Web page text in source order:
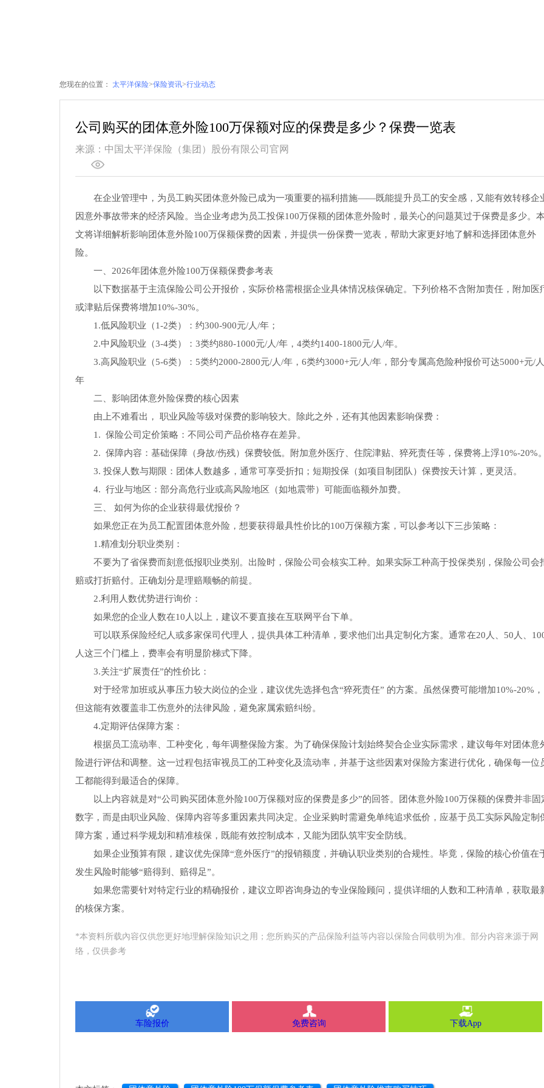
您现在的位置： 太平洋保险>保险资讯>行业动态
公司购买的团体意外险100万保额对应的保费是多少？保费一览表
来源：中国太平洋保险（集团）股份有限公司官网
在企业管理中，为员工购买团体意外险已成为一项重要的福利措施——既能提升员工的安全感，又能有效转移企
因意外事故带来的经济风险。当企业考虑为员工投保100万保额的团体意外险时，最关心的问题莫过于保费是多少。本
文将详细解析影响团体意外险100万保额保费的因素，并提供一份保费一览表，帮助大家更好地了解和选择团体意外
险。
一、2026年团体意外险100万保额保费参考表
以下数据基于主流保险公司公开报价，实际价格需根据企业具体情况核保确定。下列价格不含附加责任，附加医
或津贴后保费将增加10%-30%。
1.低风险职业（1-2类）：约300-900元/人/年；
2.中风险职业（3-4类）：3类约880-1000元/人/年，4类约1400-1800元/人/年。
3.高风险职业（5-6类）：5类约2000-2800元/人/年，6类约3000+元/人/年，部分专属高危险种报价可达5000+元/
年
二、影响团体意外险保费的核心因素
由上不难看出， 职业风险等级对保费的影响较大。除此之外，还有其他因素影响保费：
1. 保险公司定价策略：不同公司产品价格存在差异。
2. 保障内容：基础保障（身故/伤残）保费较低。附加意外医疗、住院津贴、猝死责任等，保费将上浮10%-20%。
3. 投保人数与期限：团体人数越多，通常可享受折扣；短期投保（如项目制团队）保费按天计算，更灵活。
4. 行业与地区：部分高危行业或高风险地区（如地震带）可能面临额外加费。
三、 如何为你的企业获得最优报价？
如果您正在为员工配置团体意外险，想要获得最具性价比的100万保额方案，可以参考以下三步策略：
1.精准划分职业类别：
不要为了省保费而刻意低报职业类别。出险时，保险公司会核实工种。如果实际工种高于投保类别，保险公司会
赔或打折赔付。正确划分是理赔顺畅的前提。
2.利用人数优势进行询价：
如果您的企业人数在10人以上，建议不要直接在互联网平台下单。
可以联系保险经纪人或多家保司代理人，提供具体工种清单，要求他们出具定制化方案。通常在20人、50人、
人这三个门槛上，费率会有明显阶梯式下降。
3.关注“扩展责任”的性价比：
对于经常加班或从事压力较大岗位的企业，建议优先选择包含“猝死责任” 的方案。虽然保费可能增加10%-20%，
但这能有效覆盖非工伤意外的法律风险，避免家属索赔纠纷。
4.定期评估保障方案：
根据员工流动率、工种变化，每年调整保险方案。为了确保保险计划始终契合企业实际需求，建议每年对团体意
险进行评估和调整。这一过程包括审视员工的工种变化及流动率，并基于这些因素对保险方案进行优化，确保每一位
工都能得到最适合的保障。
以上内容就是对“公司购买团体意外险100万保额对应的保费是多少”的回答。团体意外险100万保额的保费并非固
数字，而是由职业风险、保障内容等多重因素共同决定。企业采购时需避免单纯追求低价，应基于员工实际风险定制
障方案，通过科学规划和精准核保，既能有效控制成本，又能为团队筑牢安全防线。
如果企业预算有限，建议优先保障“意外医疗”的报销额度，并确认职业类别的合规性。毕竟，保险的核心价值在
发生风险时能够“赔得到、赔得足”。
如果您需要针对特定行业的精确报价，建议立即咨询身边的专业保险顾问，提供详细的人数和工种清单，获取最
的核保方案。
*本资料所载內容仅供您更好地理解保险知识之用；您所购买的产品保险利益等内容以保险合同载明为准。部分内容来源于网
络，仅供参考
车险报价 免费咨询 下载App